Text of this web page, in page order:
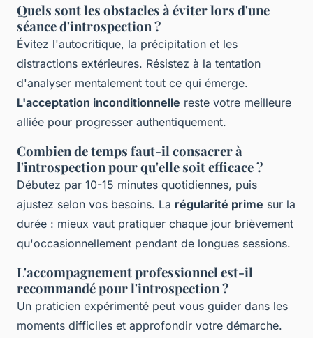
Quels sont les obstacles à éviter lors d'une
séance d'introspection ?
Évitez l'autocritique, la précipitation et les
distractions extérieures. Résistez à la tentation
d'analyser mentalement tout ce qui émerge.
L'acceptation inconditionnelle reste votre meilleure
alliée pour progresser authentiquement.
Combien de temps faut-il consacrer à
l'introspection pour qu'elle soit efficace ?
Débutez par 10-15 minutes quotidiennes, puis
ajustez selon vos besoins. La régularité prime sur la
durée : mieux vaut pratiquer chaque jour brièvement
qu'occasionnellement pendant de longues sessions.
L'accompagnement professionnel est-il
recommandé pour l'introspection ?
Un praticien expérimenté peut vous guider dans les
moments difficiles et approfondir votre démarche.